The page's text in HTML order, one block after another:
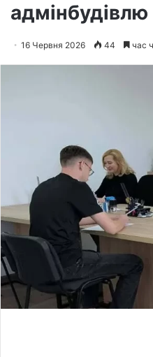
адмінбудівлю
16 Червня 2026 44 час